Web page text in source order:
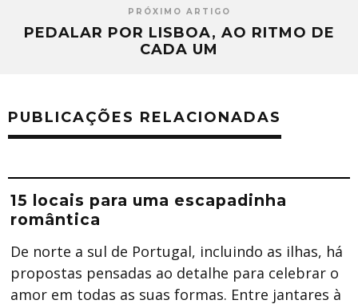
PRÓXIMO ARTIGO
PEDALAR POR LISBOA, AO RITMO DE
CADA UM
PUBLICAÇÕES RELACIONADAS
15 locais para uma escapadinha
romântica
De norte a sul de Portugal, incluindo as ilhas, há
propostas pensadas ao detalhe para celebrar o
amor em todas as suas formas. Entre jantares à